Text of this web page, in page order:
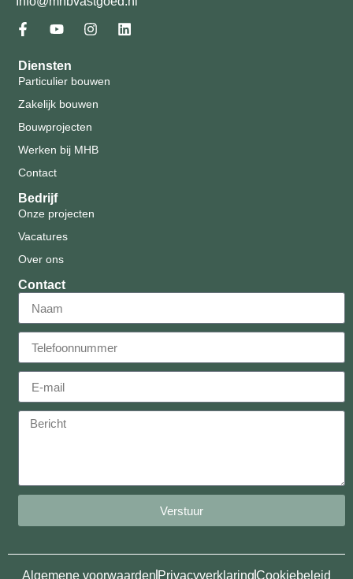
Diensten
Particulier bouwen
Zakelijk bouwen
Bouwprojecten
Werken bij MHB
Contact
Bedrijf
Onze projecten
Vacatures
Over ons
Contact
Verstuur
Algemene voorwaarden PrivacyverklaringCookiebeleid